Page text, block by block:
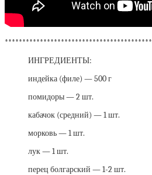
******************************************
ИНГРЕДИЕНТЫ:
индейка (филе) — 500 г
помидоры — 2 шт.
кабачок (средний) — 1 шт.
морковь — 1 шт.
лук — 1 шт.
перец болгарский — 1-2 шт.